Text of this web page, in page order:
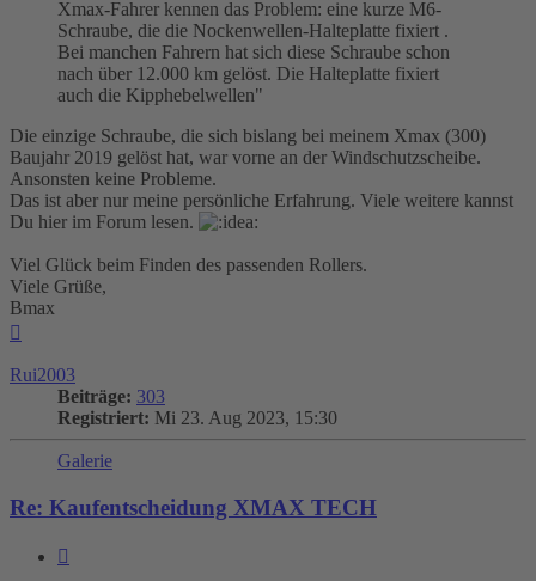
Xmax-Fahrer kennen das Problem: eine kurze M6-
Schraube, die die Nockenwellen-Halteplatte fixiert .
Bei manchen Fahrern hat sich diese Schraube schon
nach über 12.000 km gelöst. Die Halteplatte fixiert
auch die Kipphebelwellen"
Die einzige Schraube, die sich bislang bei meinem Xmax (300)
Baujahr 2019 gelöst hat, war vorne an der Windschutzscheibe.
Ansonsten keine Probleme.
Das ist aber nur meine persönliche Erfahrung. Viele weitere kannst
Du hier im Forum lesen.
Viel Glück beim Finden des passenden Rollers.
Viele Grüße,
Bmax
Rui2003
Beiträge: 303
Registriert: Mi 23. Aug 2023, 15:30
Galerie
Re: Kaufentscheidung XMAX TECH